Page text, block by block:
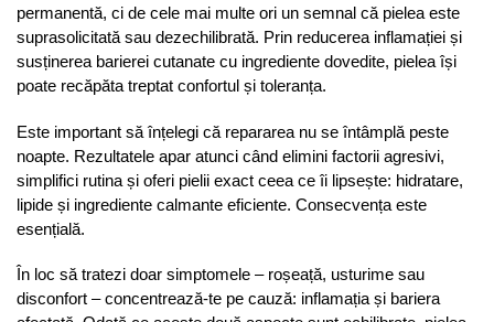
permanentă, ci de cele mai multe ori un semnal că pielea este
suprasolicitată sau dezechilibrată. Prin reducerea inflamației și
susținerea barierei cutanate cu ingrediente dovedite, pielea își
poate recăpăta treptat confortul și toleranța.
Este important să înțelegi că repararea nu se întâmplă peste
noapte. Rezultatele apar atunci când elimini factorii agresivi,
simplifici rutina și oferi pielii exact ceea ce îi lipsește: hidratare,
lipide și ingrediente calmante eficiente. Consecvența este
esențială.
În loc să tratezi doar simptomele – roșeață, usturime sau
disconfort – concentrează-te pe cauză: inflamația și bariera